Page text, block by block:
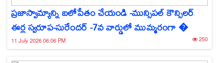
ప్రజాస్వామ్యాన్ని బలోపేతం చేయండి -మున్సిపల్ కౌన్సిలర్
ఈర్ల స్వరూప-సురేందర్ -7వ వార్డులో ముమ్మరంగా �
11 July 2026 06:06 PM 250